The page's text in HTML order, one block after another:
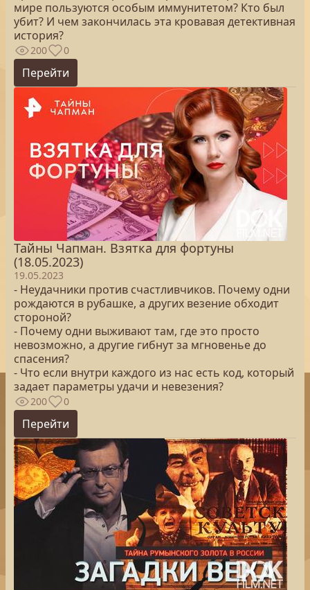
мире пользуются особым иммунитетом? Кто был
убит? И чем закончилась эта кровавая детективная
история?
200 0
Перейти
Тайны Чапман. Взятка для фортуны
(18.05.2023)
19.05.2023
- Неудачники против счастливчиков. Почему одни
рождаются в рубашке, а других везение обходит
стороной?
- Почему одни выживают там, где это просто
невозможно, а другие гибнут за мгновенье до
спасения?
- Что если внутри каждого из нас есть код, который
задает параметры удачи и невезения?
200 0
Перейти